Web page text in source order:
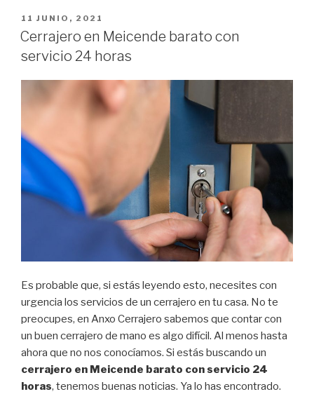
rápido
y
PUBLICADO
EL
11 JUNIO, 2021
Cerrajero en Meicende barato con
servicio 24 horas
Es probable que, si estás leyendo esto, necesites con
urgencia los servicios de un cerrajero en tu casa. No te
preocupes, en Anxo Cerrajero sabemos que contar con
un buen cerrajero de mano es algo difícil. Al menos hasta
ahora que no nos conocíamos. Si estás buscando un
cerrajero en Meicende barato con servicio 24
horas, tenemos buenas noticias. Ya lo has encontrado.